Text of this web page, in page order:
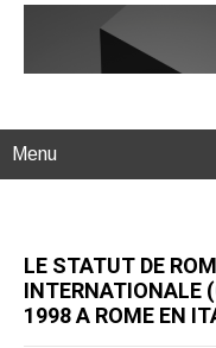
Menu
LE STATUT DE
INTERNATIONALE
1998 A ROME EN